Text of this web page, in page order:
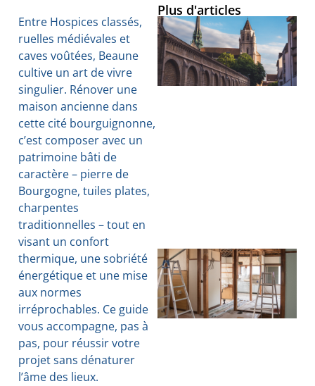
Entre Hospices classés,
ruelles médiévales et
caves voûtées, Beaune
cultive un art de vivre
singulier. Rénover une
maison ancienne dans
cette cité bourguignonne,
c’est composer avec un
patrimoine bâti de
caractère – pierre de
Bourgogne, tuiles plates,
charpentes
traditionnelles – tout en
visant un confort
thermique, une sobriété
énergétique et une mise
aux normes
irréprochables. Ce guide
vous accompagne, pas à
pas, pour réussir votre
projet sans dénaturer
l’âme des lieux.
Plus d'articles